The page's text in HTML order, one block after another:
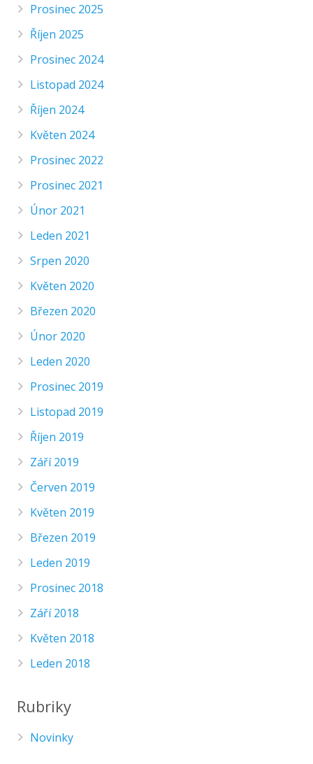
Prosinec 2025
Říjen 2025
Prosinec 2024
Listopad 2024
Říjen 2024
Květen 2024
Prosinec 2022
Prosinec 2021
Únor 2021
Leden 2021
Srpen 2020
Květen 2020
Březen 2020
Únor 2020
Leden 2020
Prosinec 2019
Listopad 2019
Říjen 2019
Září 2019
Červen 2019
Květen 2019
Březen 2019
Leden 2019
Prosinec 2018
Září 2018
Květen 2018
Leden 2018
Rubriky
Novinky